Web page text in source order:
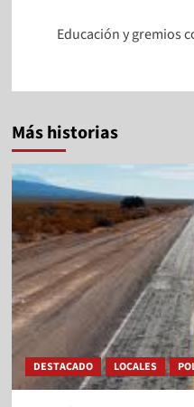
Educación y gremios
Más historias
DESTACADO LOCALES